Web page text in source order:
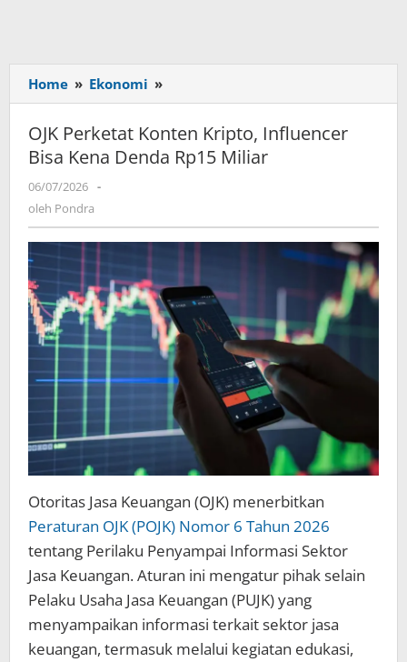
Home » Ekonomi »
Perketat
Konten
Kripto,
Influencer
Denda
Rp15
OJK Perketat Konten Kripto, Influencer
Bisa Kena Denda Rp15 Miliar
06/07/2026 oleh
-
oleh Pondra
Otoritas Jasa Keuangan (OJK) menerbitkan
Peraturan OJK (POJK) Nomor 6 Tahun 2026
tentang Perilaku Penyampai Informasi Sektor
Jasa Keuangan. Aturan ini mengatur pihak selain
Pelaku Usaha Jasa Keuangan (PUJK) yang
menyampaikan informasi terkait sektor jasa
keuangan, termasuk melalui kegiatan edukasi,